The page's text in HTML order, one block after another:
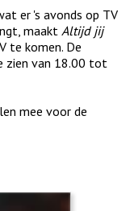
er 's avonds op TV
maakt Altijd jij
te komen. De
zien van 18.00 tot
mee voor de